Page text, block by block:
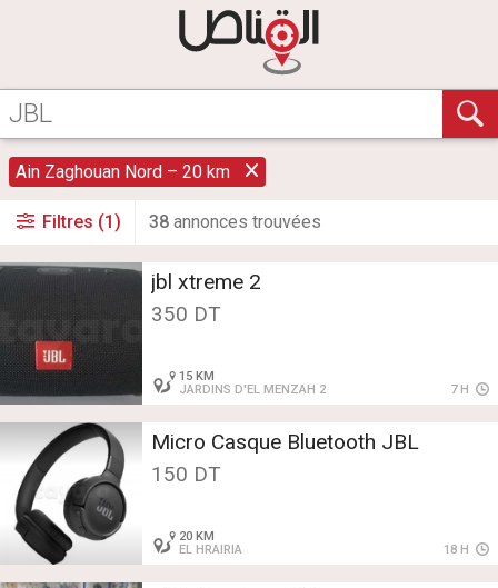
Ain Zaghouan Nord – 20 km
Filtres (1) 38 annonces trouvées
jbl xtreme 2
350 DT
15 KM
JARDINS D'EL MENZAH 2
7 H
Micro Casque Bluetooth JBL
150 DT
20 KM
EL HRAIRIA
18 H